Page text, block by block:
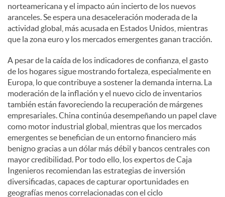
norteamericana y el impacto aún incierto de los nuevos
aranceles. Se espera una desaceleración moderada de la
actividad global, más acusada en Estados Unidos, mientras
que la zona euro y los mercados emergentes ganan tracción.
A pesar de la caída de los indicadores de confianza, el gasto
de los hogares sigue mostrando fortaleza, especialmente en
Europa, lo que contribuye a sostener la demanda interna. La
moderación de la inflación y el nuevo ciclo de inventarios
también están favoreciendo la recuperación de márgenes
empresariales. China continúa desempeñando un papel clave
como motor industrial global, mientras que los mercados
emergentes se benefician de un entorno financiero más
benigno gracias a un dólar más débil y bancos centrales con
mayor credibilidad. Por todo ello, los expertos de Caja
Ingenieros recomiendan las estrategias de inversión
diversificadas, capaces de capturar oportunidades en
geografías menos correlacionadas con el ciclo